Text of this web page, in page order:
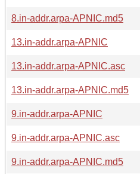
8.in-addr.arpa-APNIC.md5
13.in-addr.arpa-APNIC
13.in-addr.arpa-APNIC.asc
13.in-addr.arpa-APNIC.md5
9.in-addr.arpa-APNIC
9.in-addr.arpa-APNIC.asc
9.in-addr.arpa-APNIC.md5